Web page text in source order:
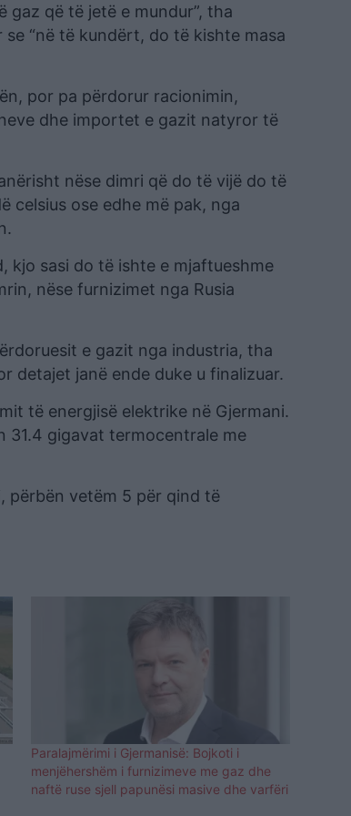
gaz që të jetë e mundur”, tha
“në të kundërt, do të kishte masa
por pa përdorur racionimin,
dhe importet e gazit natyror të
nëse dimri që do të vijë do të
celsius ose edhe më pak, nga
kjo sasi do të ishte e mjaftueshme
nëse furnizimet nga Rusia
e gazit nga industria, tha
detajet janë ende duke u finalizuar.
të energjisë elektrike në Gjermani.
31.4 gigavat termocentrale me
përbën vetëm 5 për qind të
Paralajmërimi i Gjermanisë: Bojkoti i
menjëhershëm i furnizimeve me gaz dhe
naftë ruse sjell papunësi masive dhe varfëri